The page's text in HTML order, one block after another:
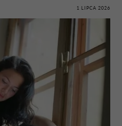
1 LIPCA 2026